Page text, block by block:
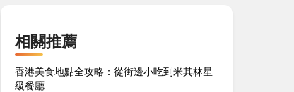
相關推薦
香港美食地點全攻略：從街邊小吃到米其林星
級餐廳